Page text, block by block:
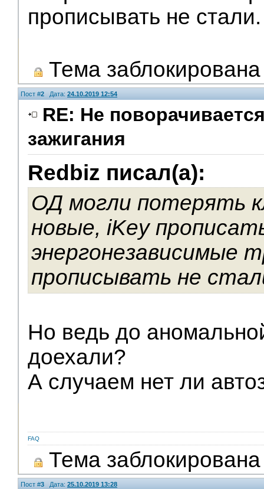
прописывать не стали.
Тема заблокирована
Пост #2 Дата: 24.10.2019 12:54
RE: Не
зажигания
Redbiz писал(а):
ОД могли потерять
новые, iKey
энергонезависимые
прописывать не
Но ведь до
доехали?
А случаем нет ли
Модераторы
FAQ
Тема заблокирована
Пост #3 Дата: 25.10.2019 13:28